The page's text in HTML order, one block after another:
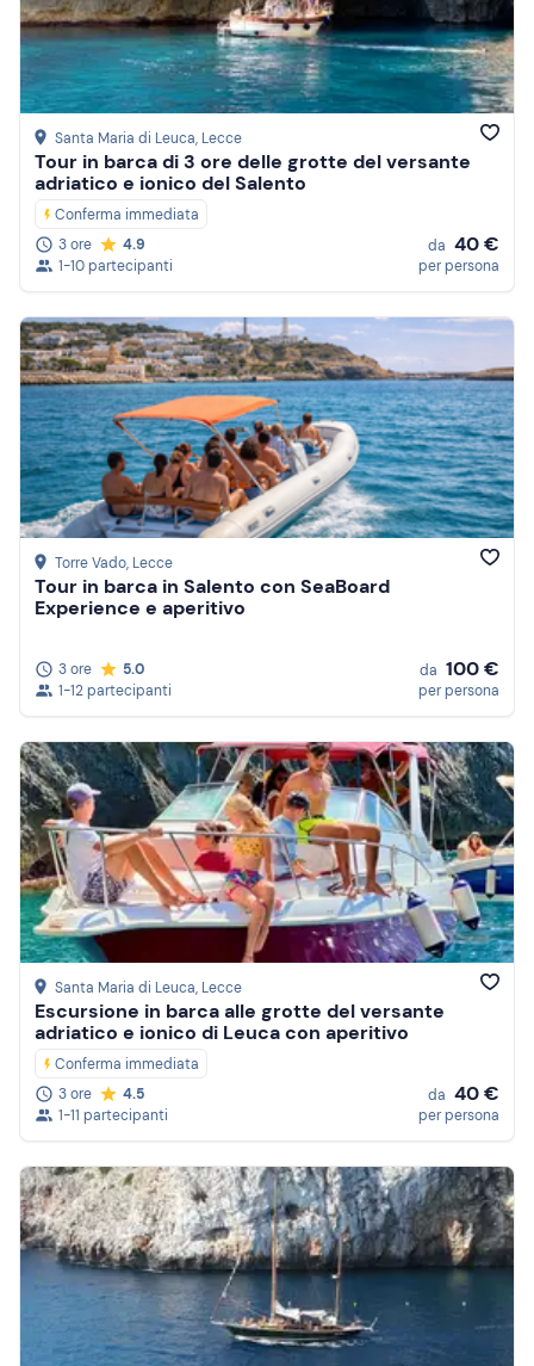
Santa Maria di Leuca, Lecce
Tour in barca di 3 ore delle grotte del versante
adriatico e ionico del Salento
Conferma immediata
3 ore
4.9
1-10 partecipanti
da 40 €
per persona
Torre Vado, Lecce
Tour in barca in Salento con SeaBoard
Experience e aperitivo
3 ore
5.0
1-12 partecipanti
da 100 €
per persona
Santa Maria di Leuca, Lecce
Escursione in barca alle grotte del versante
adriatico e ionico di Leuca con aperitivo
Conferma immediata
3 ore
4.5
1-11 partecipanti
da 40 €
per persona